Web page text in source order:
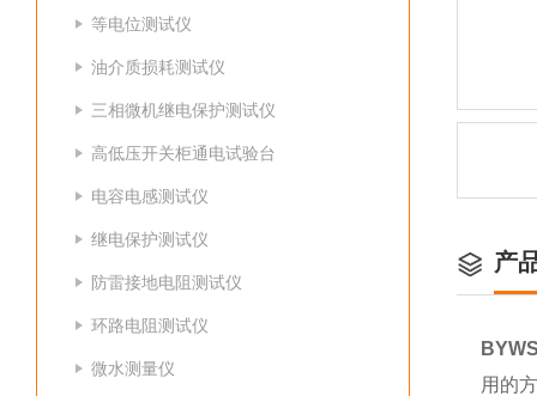
等电位测试仪
油介质损耗测试仪
三相微机继电保护测试仪
高低压开关柜通电试验台
电容电感测试仪
继电保护测试仪
防雷接地电阻测试仪
环路电阻测试仪
微水测量仪
产
用的